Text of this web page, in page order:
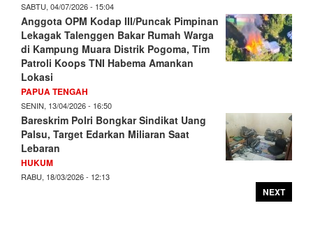
SABTU, 04/07/2026 - 15:04
Anggota OPM Kodap III/Puncak Pimpinan
Lekagak Talenggen Bakar Rumah Warga
di Kampung Muara Distrik Pogoma, Tim
Patroli Koops TNI Habema Amankan
Lokasi
PAPUA TENGAH
SENIN, 13/04/2026 - 16:50
Bareskrim Polri Bongkar Sindikat Uang
Palsu, Target Edarkan Miliaran Saat
Lebaran
HUKUM
RABU, 18/03/2026 - 12:13
NEXT